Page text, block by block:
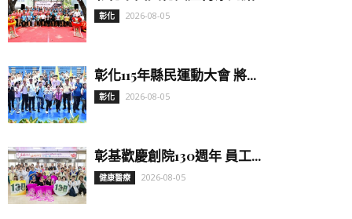
彰化 2026-08-05
彰化115年縣民運動大會 將...
彰化 2026-08-05
彰基歡慶創院130週年 員工...
健康醫療 2026-08-05